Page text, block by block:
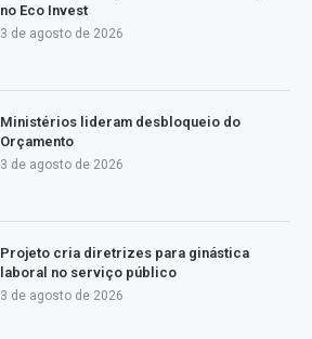
no Eco Invest
3 de agosto de 2026
Ministérios lideram desbloqueio do
Orçamento
3 de agosto de 2026
Projeto cria diretrizes para ginástica
laboral no serviço público
3 de agosto de 2026